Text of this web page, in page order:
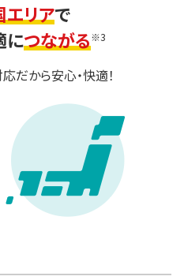
リアで
につながる※3
だから安心・快適！